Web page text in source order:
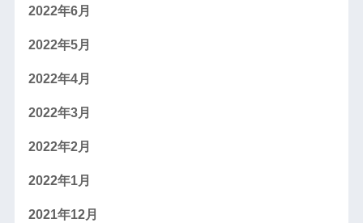
2022年6月
2022年5月
2022年4月
2022年3月
2022年2月
2022年1月
2021年12月